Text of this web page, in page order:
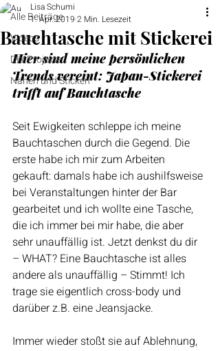
Alle Beiträge
Videos
DIY Projekte
Nähen und Sticken
Bauchtasche mit Stickerei
Lisa Schumi
1. Apr. 2019 2 Min. Lesezeit
Hier sind meine persönlichen
Trends vereint: Japan-Stickerei
trifft auf Bauchtasche
Seit Ewigkeiten schleppe ich meine
Bauchtaschen durch die Gegend. Die
erste habe ich mir zum Arbeiten
gekauft: damals habe ich aushilfsweise
bei Veranstaltungen hinter der Bar
gearbeitet und ich wollte eine Tasche,
die ich immer bei mir habe, die aber
sehr unauffällig ist. Jetzt denkst du dir
– WHAT? Eine Bauchtasche ist alles
andere als unauffällig – Stimmt! Ich
trage sie eigentlich cross-body und
darüber z.B. eine Jeansjacke.
Immer wieder stoßt sie auf Ablehnung,